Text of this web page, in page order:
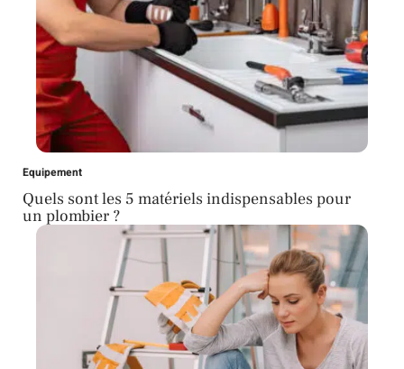
Equipement
Quels sont les 5 matériels indispensables pour
un plombier ?